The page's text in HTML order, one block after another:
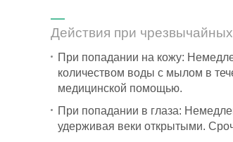
Действия при
При попадании на кожу:
количеством воды с мылом в
медицинской помощью.
При попадании в глаза:
удерживая веки открытыми.